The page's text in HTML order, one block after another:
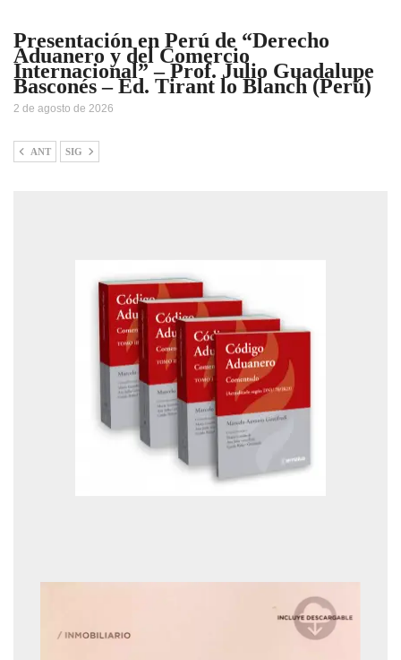
Presentación en Perú de “Derecho
Aduanero y del Comercio
Internacional” – Prof. Julio Guadalupe
Basconés – Ed. Tirant lo Blanch (Perú)
2 de agosto de 2026
ANT SIG